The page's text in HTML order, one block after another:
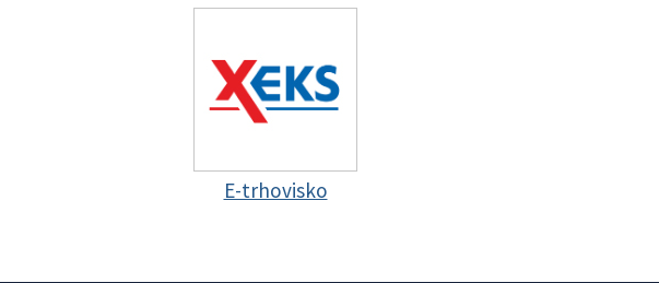
E-trhovisko